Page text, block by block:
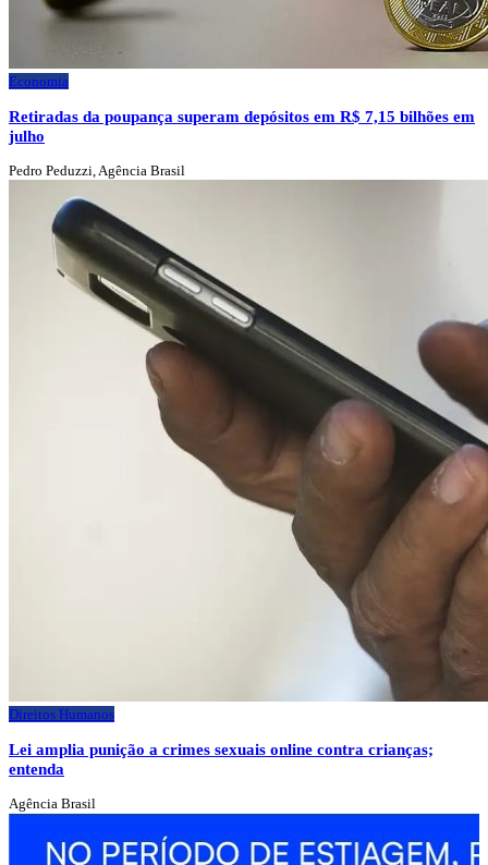
Economia
Retiradas da poupança superam depósitos em R$ 7,15 bilhões em
julho
Pedro Peduzzi, Agência Brasil
Direitos Humanos
Lei amplia punição a crimes sexuais online contra crianças;
entenda
Agência Brasil